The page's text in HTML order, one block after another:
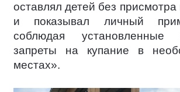
оставлял детей без
и показывал личный
соблюдая
запреты на купание в
местах».